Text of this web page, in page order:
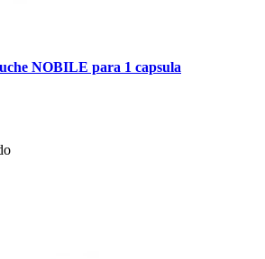
NOBILE para 1 capsula